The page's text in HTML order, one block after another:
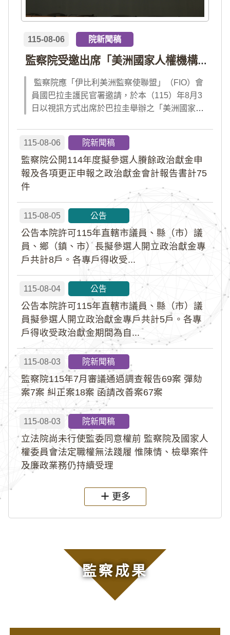
監察院受邀出席「美洲國家人權機構網絡」年會 分享我國氣候災害防治經驗 打造國際永續韌性
115-08-06 院新聞稿
監察院應「伊比利美洲監察使聯盟」（FIO）會
員國巴拉圭護民官署邀請，於本（115）年8月3
日以視訊方式出席於巴拉圭舉辦之「美洲國家人
報告，就美洲地區環境災害、氣候緊急狀態與人
權風險等議題，與拉美地區監察機構、護民官署
及紅十字國際委員會、原住民社區支持組織...
115-08-06 院新聞稿
監察院公開114年度擬參選人賸餘政治獻金申
報及各項更正申報之政治獻金會計報告書計75
件
115-08-05 公告
公告本院許可115年直轄市議員、縣（市）議
員、鄉（鎮、市）長擬參選人開立政治獻金專
戶共計8戶。各專戶得收受...
115-08-04 公告
公告本院許可115年直轄市議員、縣（市）議
員擬參選人開立政治獻金專戶共計5戶。各專
戶得收受政治獻金期間為自...
115-08-03 院新聞稿
監察院115年7月審議通過調查報告69案 彈劾
案7案 糾正案18案 函請改善案67案
115-08-03 院新聞稿
立法院尚未行使監委同意權前 監察院及國家人
權委員會法定職權無法踐履 惟陳情、檢舉案件
及廉政業務仍持續受理
更多
監察成果